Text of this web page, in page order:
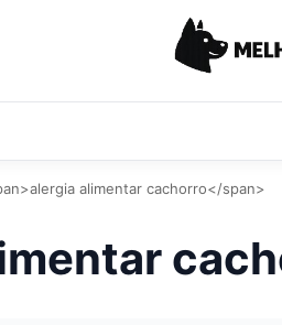
alimentar cachorro</span>